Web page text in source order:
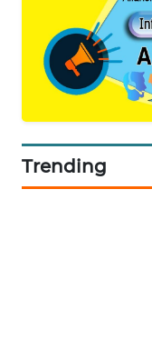
Trending
MAWAKA
ID
MARTABAT
PLN